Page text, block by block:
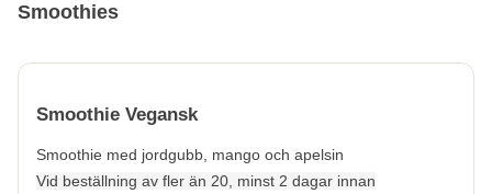
Smoothies
Smoothie Vegansk
Smoothie med jordgubb, mango och apelsin
Vid beställning av fler än 20, minst 2 dagar innan